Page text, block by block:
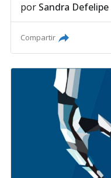
por Sandra Defelipe
Compartir